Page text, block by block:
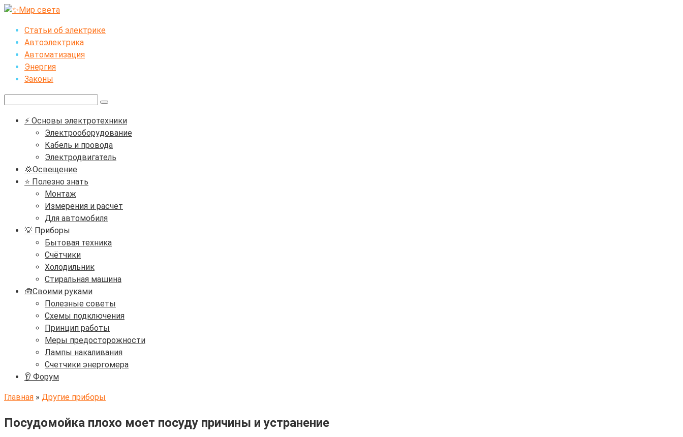
Перейти
контентуСтатьи об электрике
Автоэлектрика
Автоматизация
Энергия
Законы
⚡ Основы электротехники
Электрооборудование
Кабель и провода
Электродвигатель
💢Освещение
⭐ Полезно знать
Монтаж
Измерения и расчёт
Для автомобиля
💡 Приборы
Бытовая техника
Счётчики
Холодильник
Стиральная машина
🧰Своими руками
Полезные советы
Схемы подключения
Принцип работы
Меры предосторожности
Лампы накаливания
Счетчики энергомера
👂 Форум
Главная » Другие приборы
Посудомойка плохо моет посуду причины и устранение